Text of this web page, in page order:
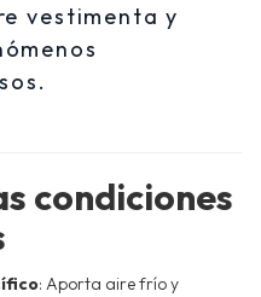
vestimenta y
condiciones
: Aporta aire frío y